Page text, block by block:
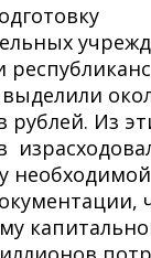
рублей. Из